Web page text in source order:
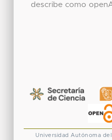
describe como
Universidad Autónoma